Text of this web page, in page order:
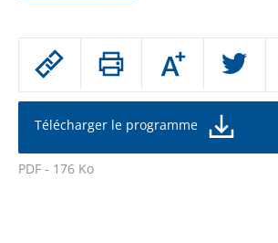
Passer
partage
de
l'article
pour
Augmenter
ou
la
de
police
Télécharger le programme
PDF - 176 Ko